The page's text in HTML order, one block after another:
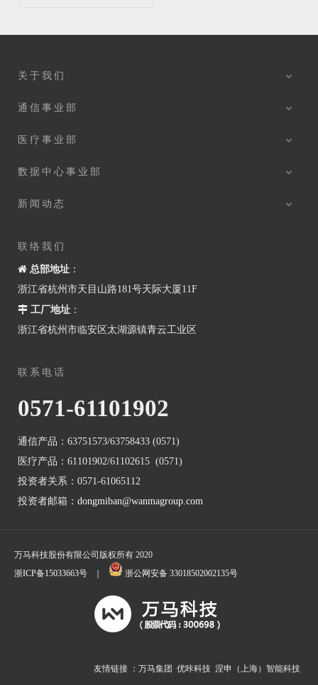
关于我们
通信事业部
医疗事业部
数据中心事业部
新闻动态
联络我们
 总部地址 ：
浙江省杭州市天目山路181号天际大厦11F
 工厂地址 ：
浙江省杭州市临安区太湖源镇青云工业区
联系电话
0571-61101902
通信产品：63751573/63758433 (0571)
医疗产品：61101902/61102615 (0571)
投资者关系：0571-61065112
投资者邮箱： dongmiban@wanmagroup.com
万马科技股份有限公司版权所有 2020
浙ICP备15033663号
浙公网安备 33018502002135号
友情链接 ： 万马集团 优咔科技 涅申（上海）智能科技